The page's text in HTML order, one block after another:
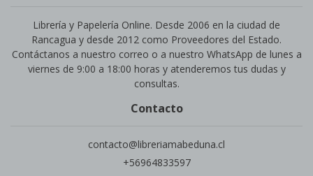
Librería y Papelería Online. Desde 2006 en la ciudad de
Rancagua y desde 2012 como Proveedores del Estado.
Contáctanos a nuestro correo o a nuestro WhatsApp de lunes a
viernes de 9:00 a 18:00 horas y atenderemos tus dudas y
consultas.
Contacto
contacto@libreriamabeduna.cl
+56964833597